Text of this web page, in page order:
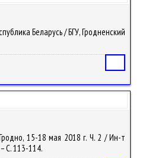
Беларусь / БГУ, Гродненский
15-18 мая 2018 г. Ч. 2 / Ин-т
С. 113-114.